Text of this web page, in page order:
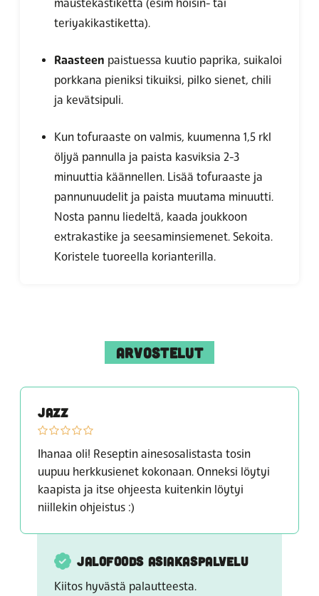
maustekastiketta (esim hoisin- tai
teriyakikastiketta).
Raasteen paistuessa kuutio paprika, suikaloi
porkkana pieniksi tikuiksi, pilko sienet, chili
ja kevätsipuli.
Kun tofuraaste on valmis, kuumenna 1,5 rkl
öljyä pannulla ja paista kasviksia 2-3
minuuttia käännellen. Lisää tofuraaste ja
pannunuudelit ja paista muutama minuutti.
Nosta pannu liedeltä, kaada joukkoon
extrakastike ja seesaminsiemenet. Sekoita.
Koristele tuoreella korianterilla.
ARVOSTELUT
JAZZ
Ihanaa oli! Reseptin ainesosalistasta tosin
uupuu herkkusienet kokonaan. Onneksi löytyi
kaapista ja itse ohjeesta kuitenkin löytyi
niillekin ohjeistus :)
JALOFOODS ASIAKASPALVELU
Kiitos hyvästä palautteesta.